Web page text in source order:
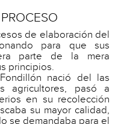
de elaboración del
para que sus
parte de la mera
principios.
nació del las
agricultores, pasó a
en su recolección
su mayor calidad,
se demandaba para el